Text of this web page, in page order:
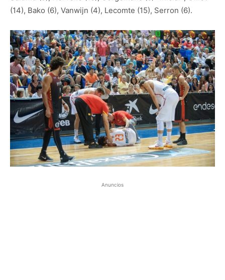
(14), Bako (6), Vanwijn (4), Lecomte (15), Serron (6).
Anuncios